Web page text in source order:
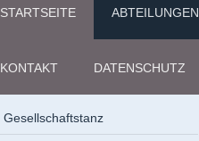
STARTSEITE ABTEILUNGEN
KONTAKT DATENSCHUTZ
Gesellschaftstanz